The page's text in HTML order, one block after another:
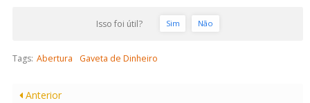
Isso foi útil? Sim Não
Tags: Abertura Gaveta de Dinheiro
Anterior